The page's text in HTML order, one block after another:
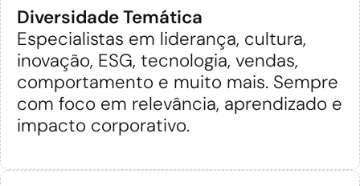
Diversidade Temática
Especialistas em liderança, cultura,
inovação, ESG, tecnologia, vendas,
comportamento e muito mais. Sempre
com foco em relevância, aprendizado e
impacto corporativo.